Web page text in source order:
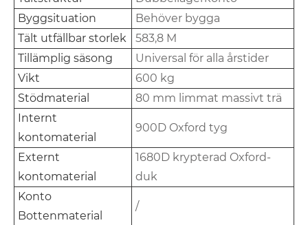
Byggsituation
Behöver bygga
Tält utfällbar storlek
583,8 M
Tillämplig säsong
Universal för alla årstider
Vikt
600 kg
Stödmaterial
80 mm limmat massivt trä
Internt
kontomaterial
900D Oxford tyg
Externt
kontomaterial
1680D krypterad Oxford-
duk
Konto
Bottenmaterial
/